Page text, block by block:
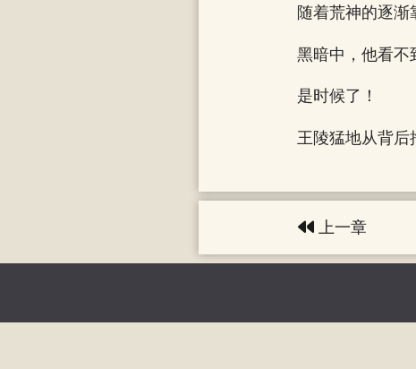
随着荒神的逐渐
黑暗中，他看不
是时候了！
王陵猛地从背后
上一章